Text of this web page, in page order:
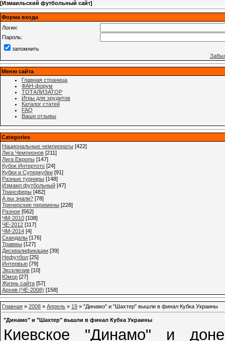
[Измаильский футбольный сайт]
Форма входа
Логин:
Пароль:
запомнить
Меню сайта
Главная страница
ФАН-форум
ТОТАЛИЗАТОР
Игры для эрудитов
Каталог статей
FAQ
Ваши отзывы
Categories
Национальные чемпионаты [422]
Лига Чемпионов [211]
Лига Европы [147]
Кубок Интертото [24]
Кубки и Суперкубки [91]
Разные турниры [148]
Измаил футбольный [47]
Трансферы [482]
А вы знали? [78]
Тренерские перемены [228]
Разное [562]
ЧМ-2010 [108]
ЧЕ-2012 [117]
ЧМ-2014 [4]
Cкандалы [176]
Травмы [127]
Дисквалификации [39]
Нефутбол [25]
Интервью [79]
Эксклюзив [10]
Юмор [27]
Жизнь сайта [57]
Архив (ЧЕ-2008) [158]
Главная » 2008 » Апрель » 19 » "Динамо" и "Шахтер" вышли в финал Кубка Украины
"Динамо" и "Шахтер" вышли в финал Кубка Украины
Киевское "Динамо" и